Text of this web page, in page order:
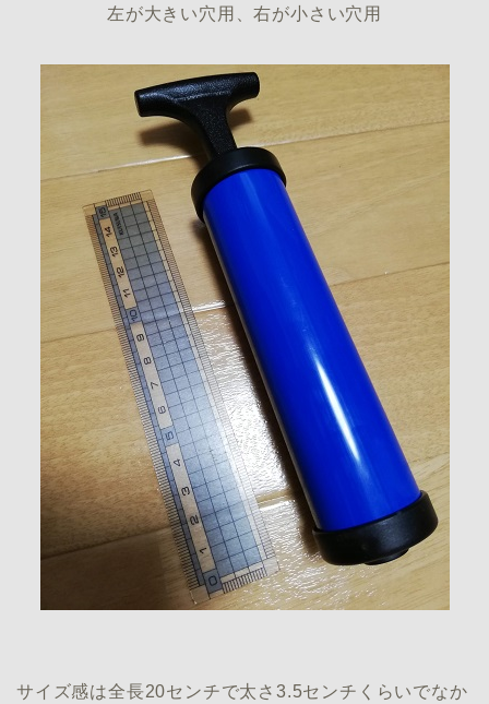
左が大きい穴用、右が小さい穴用
サイズ感は全長20センチで太さ3.5センチくらいでなか